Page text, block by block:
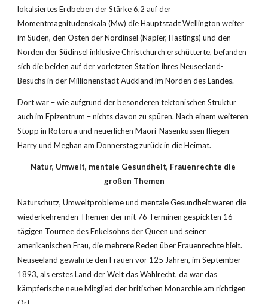
lokalsiertes Erdbeben der Stärke 6,2 auf der
Momentmagnitudenskala (Mw) die Hauptstadt Wellington weiter
im Süden, den Osten der Nordinsel (Napier, Hastings) und den
Norden der Südinsel inklusive Christchurch erschütterte, befanden
sich die beiden auf der vorletzten Station ihres Neuseeland-
Besuchs in der Millionenstadt Auckland im Norden des Landes.
Dort war – wie aufgrund der besonderen tektonischen Struktur
auch im Epizentrum – nichts davon zu spüren. Nach einem weiteren
Stopp in Rotorua und neuerlichen Maori-Nasenküssen fliegen
Harry und Meghan am Donnerstag zurück in die Heimat.
Natur, Umwelt, mentale Gesundheit, Frauenrechte die
großen Themen
Naturschutz, Umweltprobleme und mentale Gesundheit waren die
wiederkehrenden Themen der mit 76 Terminen gespickten 16-
tägigen Tournee des Enkelsohns der Queen und seiner
amerikanischen Frau, die mehrere Reden über Frauenrechte hielt.
Neuseeland gewährte den Frauen vor 125 Jahren, im September
1893, als erstes Land der Welt das Wahlrecht, da war das
kämpferische neue Mitglied der britischen Monarchie am richtigen